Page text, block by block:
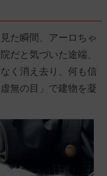
た瞬間、アーロちゃ
だと気づいた途端、
く消え去り、何も信
無の目」で建物を凝